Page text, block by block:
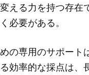
える力を持つ存在
必要がある。
の専用のサポート
効率的な採点は、